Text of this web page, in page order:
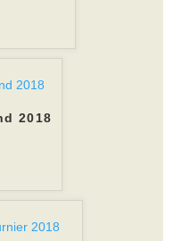
2018